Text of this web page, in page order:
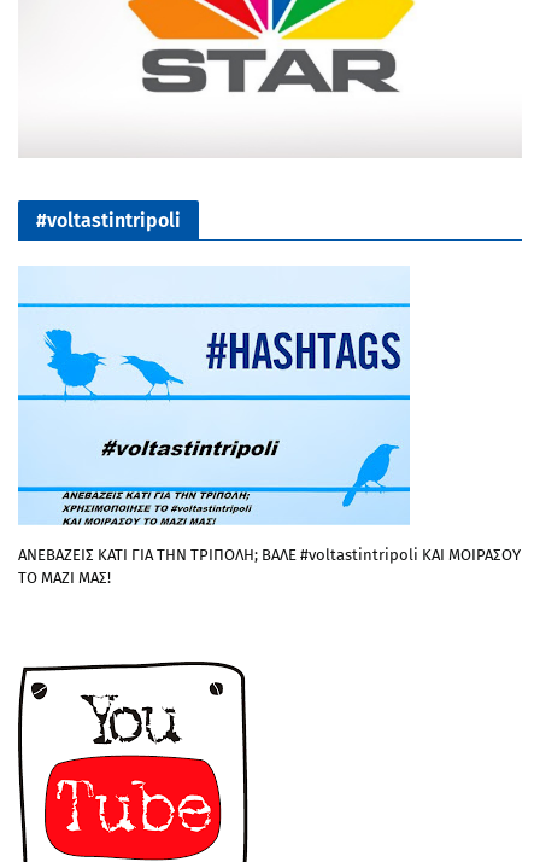
#voltastintripoli
ΑΝΕΒΑΖΕΙΣ ΚΑΤΙ ΓΙΑ ΤΗΝ ΤΡΙΠΟΛΗ; ΒΑΛΕ #voltastintripoli ΚΑΙ ΜΟΙΡΑΣΟΥ
ΤΟ ΜΑΖΙ ΜΑΣ!